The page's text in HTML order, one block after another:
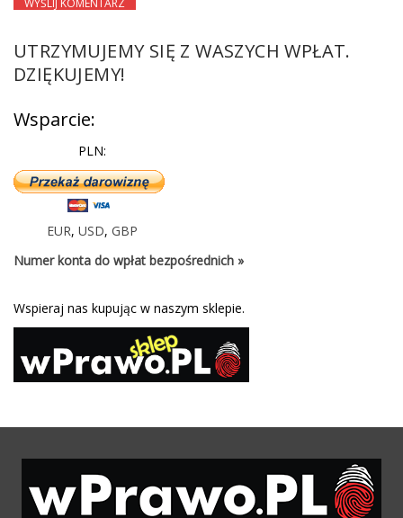
UTRZYMUJEMY SIĘ Z WASZYCH WPŁAT.
DZIĘKUJEMY!
Wsparcie:
PLN:
EUR, USD, GBP
Numer konta do wpłat bezpośrednich »
Wspieraj nas kupując w naszym sklepie.